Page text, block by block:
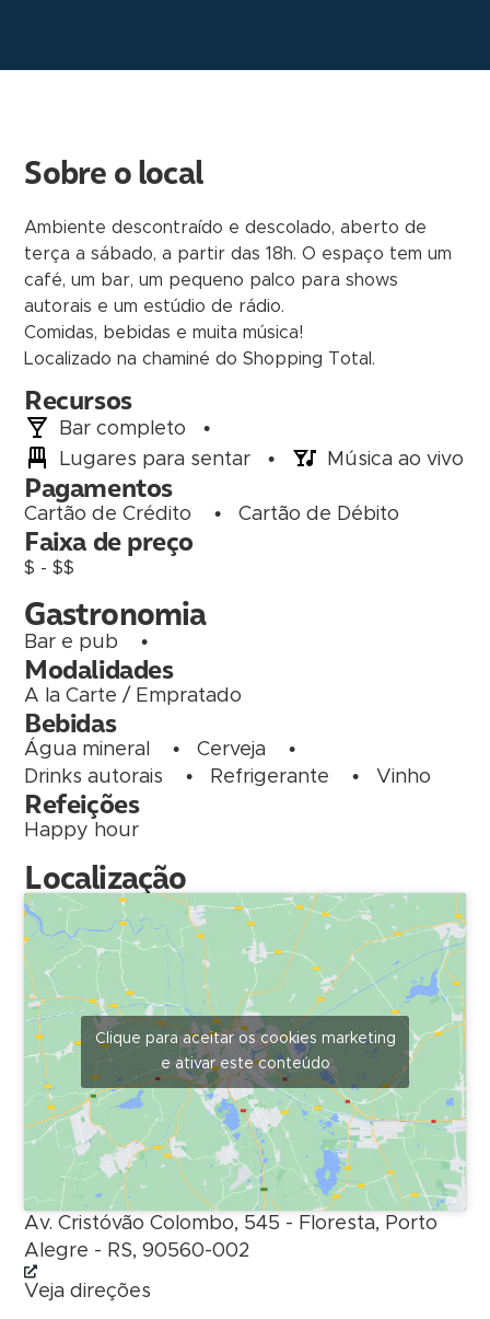
Sobre o local
Ambiente descontraído e descolado, aberto de
terça a sábado, a partir das 18h. O espaço tem um
café, um bar, um pequeno palco para shows
autorais e um estúdio de rádio.
Comidas, bebidas e muita música!
Localizado na chaminé do Shopping Total.
Recursos
Bar completo
•
Lugares para sentar
• Música ao vivo
Pagamentos
Cartão de Crédito • Cartão de Débito
Faixa de preço
$ - $$
Gastronomia
Bar e pub •
Modalidades
A la Carte / Empratado
Bebidas
Água mineral • Cerveja
•
Drinks autorais
• Refrigerante • Vinho
Refeições
Happy hour
Localização
Clique para aceitar os cookies marketing
e ativar este conteúdo
Av. Cristóvão Colombo, 545 - Floresta, Porto
Alegre - RS, 90560-002
Veja direções